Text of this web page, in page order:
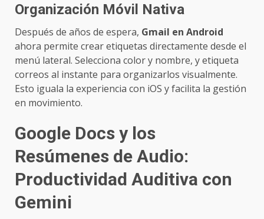
Organización Móvil Nativa
Después de años de espera, Gmail en Android
ahora permite crear etiquetas directamente desde el
menú lateral. Selecciona color y nombre, y etiqueta
correos al instante para organizarlos visualmente.
Esto iguala la experiencia con iOS y facilita la gestión
en movimiento.
Google Docs y los
Resúmenes de Audio:
Productividad Auditiva con
Gemini